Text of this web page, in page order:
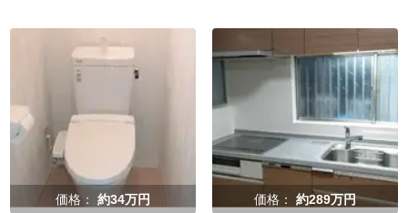
価格：約34万円 価格： 約289万円